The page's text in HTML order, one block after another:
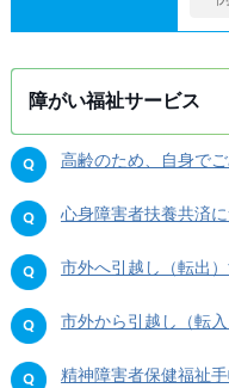
障がい福祉サービス
高齢のため、自身でごみを出すこ
心身障害者扶養共済
市外へ引越し（転出）するとき、北見市で
市外から引越し（転入）したとき、前の市町
精神障害者保健福祉手帳を取得した場合